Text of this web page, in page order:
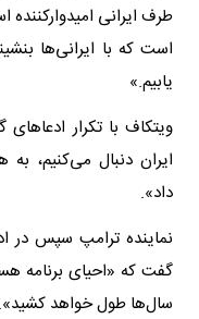
طرف ایرانی
است که با ایرانی‌ها
یابیم.»
ویتکاف با تکرار ادعاهای
ایران دنبال می‌کنیم،
داد».
نماینده ترامپ سپس در
گفت که «احیای برنامه
سال‌ها طول خواهد کشید».